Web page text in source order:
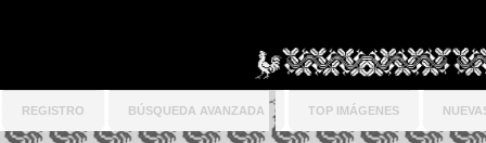
REGISTRO BÚSQUEDA AVANZADA TOP IMÁGENES